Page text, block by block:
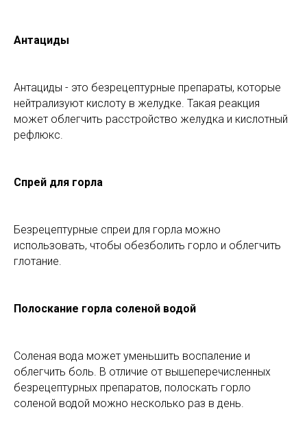
Антациды
Антациды - это безрецептурные препараты, которые
нейтрализуют кислоту в желудке. Такая реакция
может облегчить расстройство желудка и кислотный
рефлюкс.
Спрей для горла
Безрецептурные спреи для горла можно
использовать, чтобы обезболить горло и облегчить
глотание.
Полоскание горла соленой водой
Соленая вода может уменьшить воспаление и
облегчить боль. В отличие от вышеперечисленных
безрецептурных препаратов, полоскать горло
соленой водой можно несколько раз в день.